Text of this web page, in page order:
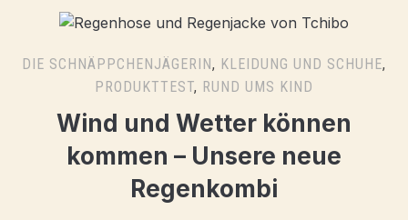
DIE SCHNÄPPCHENJÄGERIN, KLEIDUNG UND SCHUHE,
PRODUKTTEST, RUND UMS KIND
Wind und Wetter können
kommen – Unsere neue
Regenkombi